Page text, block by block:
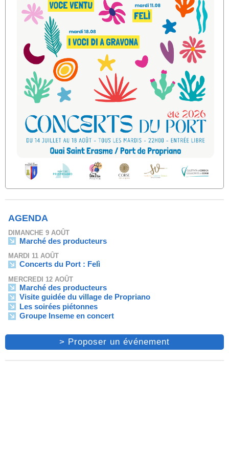
AGENDA
DIMANCHE 9 AOÛT
Marché des producteurs
MARDI 11 AOÛT
Concerts du Port : Felì
MERCREDI 12 AOÛT
Marché des producteurs
Visite guidée du village de Propriano
Les soirées piétonnes
Groupe Inseme en concert
> Proposer un événement